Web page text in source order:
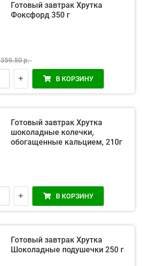
Готовый завтрак Хрутка
Фоксфорд 350 г
359.50 р.
В КОРЗИНУ
Готовый завтрак Хрутка
шоколадные колечки,
обогащенные кальцием, 210г
В КОРЗИНУ
Готовый завтрак Хрутка
Шоколадные подушечки 250 г